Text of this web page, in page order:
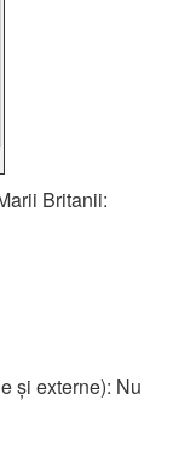
Britanii:
și externe): Nu